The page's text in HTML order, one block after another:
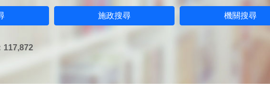
施政搜尋 機關搜尋
117,872